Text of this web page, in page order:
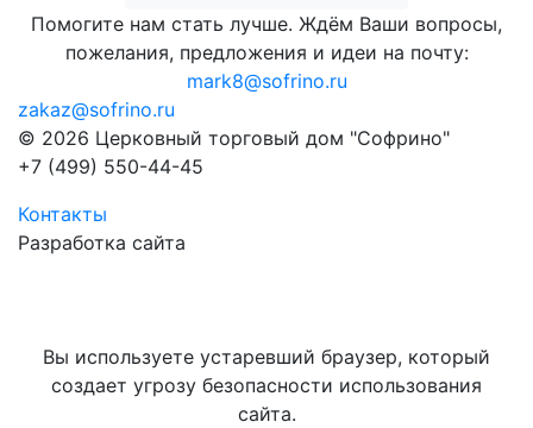
Помогите нам стать лучше. Ждём Ваши вопросы,
пожелания, предложения и идеи на почту:
mark8@sofrino.ru
zakaz@sofrino.ru
© 2026 Церковный торговый дом "Софрино"
+7 (499) 550-44-45
Контакты
Разработка сайта
Вы используете устаревший браузер, который
создает угрозу безопасности использования
сайта.